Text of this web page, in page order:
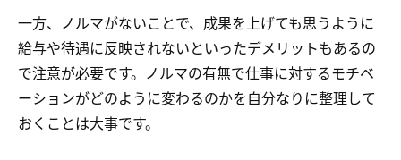
一方、ノルマがないことで、成果を上げても思うように
給与や待遇に反映されないといったデメリットもあるの
で注意が必要です。ノルマの有無で仕事に対するモチベ
ーションがどのように変わるのかを自分なりに整理して
おくことは大事です。